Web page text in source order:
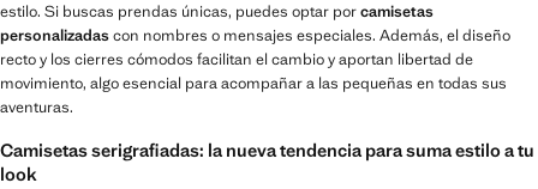
estilo. Si buscas prendas únicas, puedes optar porcamisetas
personalizadascon nombres o mensajes especiales. Además, el diseño
recto y los cierres cómodos facilitan el cambio y aportan libertad de
movimiento, algo esencial para acompañar a las pequeñas en todas sus
aventuras.
Camisetas serigrafiadas: la nueva tendencia para suma estilo a tu
look